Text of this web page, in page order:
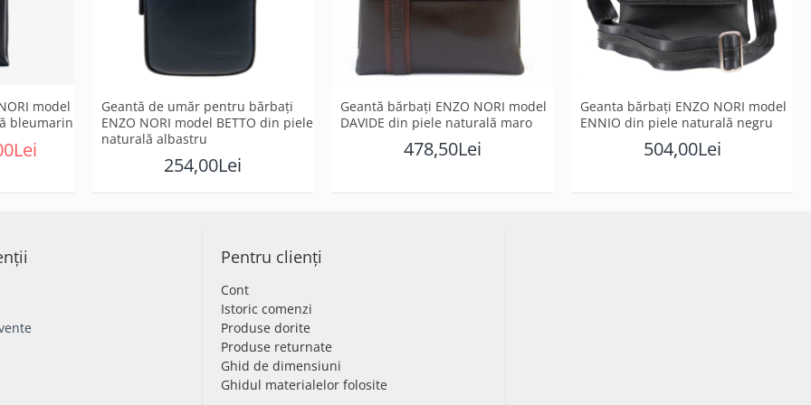
model
bleumarin
Geantă de umăr pentru bărbați
ENZO NORI model BETTO din piele
naturală albastru
254,00Lei
Geantă bărbați ENZO NORI model
DAVIDE din piele naturală maro
478,50Lei
Geanta bărbați ENZO NORI model
ENNIO din piele naturală negru
504,00Lei
Pentru clienți
Cont
Istoric comenzi
Produse dorite
Produse returnate
Ghid de dimensiuni
Ghidul materialelor folosite